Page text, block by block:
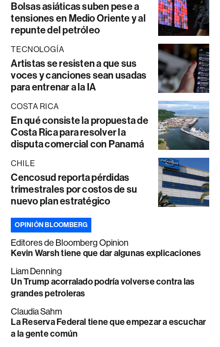
Bolsas asiáticas suben pese a
tensiones en Medio Oriente y al
repunte del petróleo
TECNOLOGÍA
Artistas se resisten a que sus
voces y canciones sean usadas
para entrenar a la IA
COSTA RICA
En qué consiste la propuesta de
Costa Rica para resolver la
disputa comercial con Panamá
CHILE
Cencosud reporta pérdidas
trimestrales por costos de su
nuevo plan estratégico
OPINIÓN BLOOMBERG
Editores de Bloomberg Opinion
Kevin Warsh tiene que dar algunas explicaciones
Liam Denning
Un Trump acorralado podría volverse contra las
grandes petroleras
Claudia Sahm
La Reserva Federal tiene que empezar a escuchar
a la gente común